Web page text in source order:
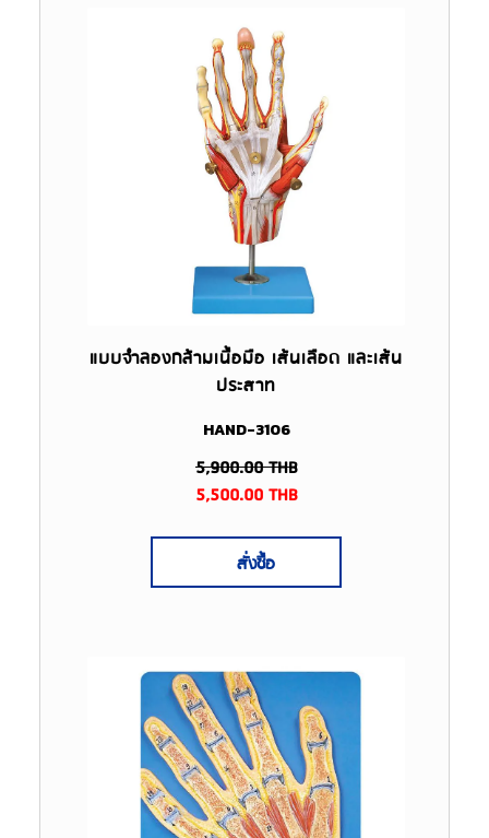
แบบจำลองกล้ามเนื้อมือ เส้นเลือด และเส้น
ประสาท
HAND-3106
5,900.00THB
5,500.00THB
สั่งซื้อ